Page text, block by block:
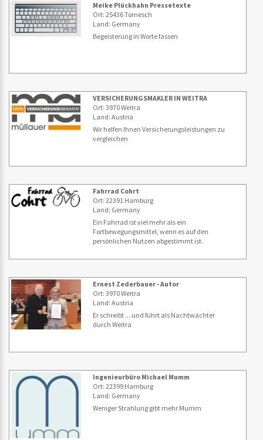
Meike Plückhahn Pressetexte
Ort: 25436 Tornesch
Land: Germany
Begeisterung in Worte fassen
VERSICHERUNGSMAKLER IN WEITRA
Ort: 3970 Weitra
Land: Austria
Wir helfen Ihnen Versicherungsleistungen zu
vergleichen
Fahrrad Cohrt
Ort: 22391 Hamburg
Land: Germany
Ein Fahrrad ist viel mehr als ein
Fortbewegungsmittel, wenn es auf den
persönlichen Nutzen abgestimmt ist.
Ernest Zederbauer - Autor
Ort: 3970 Weitra
Land: Austria
Er schreibt ... und führt als Nachtwächter
durch Weitra
Ingenieurbüro Michael Mumm
Ort: 22399 Hamburg
Land: Germany
Weniger Strahlung gibt mehr Mumm